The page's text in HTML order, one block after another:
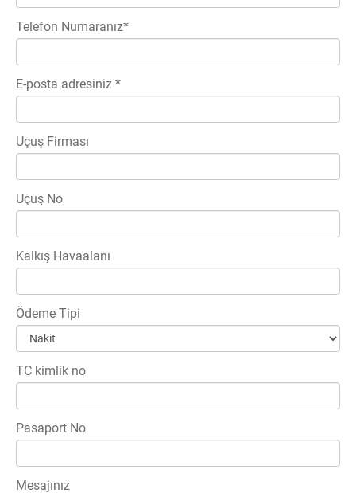
Telefon Numaranız*
E-posta adresiniz *
Uçuş Firması
Uçuş No
Kalkış Havaalanı
Ödeme Tipi
TC kimlik no
Pasaport No
Mesajınız